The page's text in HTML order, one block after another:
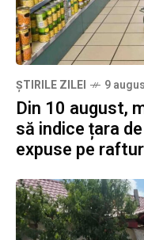
ȘTIRILE ZILEI 9
Din 10 august,
să indice țara
expuse pe